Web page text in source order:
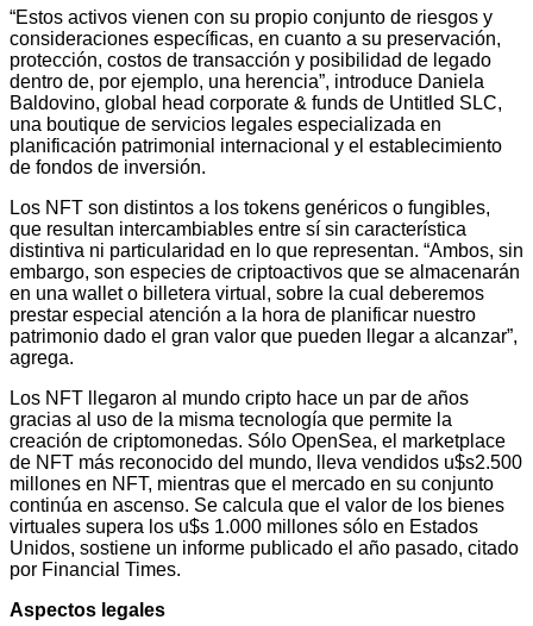
“Estos activos vienen con su propio conjunto de riesgos y
consideraciones específicas, en cuanto a su preservación,
protección, costos de transacción y posibilidad de legado
dentro de, por ejemplo, una herencia”, introduce Daniela
Baldovino, global head corporate & funds de Untitled SLC,
una boutique de servicios legales especializada en
planificación patrimonial internacional y el establecimiento
de fondos de inversión.
Los NFT son distintos a los tokens genéricos o fungibles,
que resultan intercambiables entre sí sin característica
distintiva ni particularidad en lo que representan. “Ambos, sin
embargo, son especies de criptoactivos que se almacenarán
en una wallet o billetera virtual, sobre la cual deberemos
prestar especial atención a la hora de planificar nuestro
patrimonio dado el gran valor que pueden llegar a alcanzar”,
agrega.
Los NFT llegaron al mundo cripto hace un par de años
gracias al uso de la misma tecnología que permite la
creación de criptomonedas. Sólo OpenSea, el marketplace
de NFT más reconocido del mundo, lleva vendidos u$s2.500
millones en NFT, mientras que el mercado en su conjunto
continúa en ascenso. Se calcula que el valor de los bienes
virtuales supera los u$s 1.000 millones sólo en Estados
Unidos, sostiene un informe publicado el año pasado, citado
por Financial Times.
Aspectos legales